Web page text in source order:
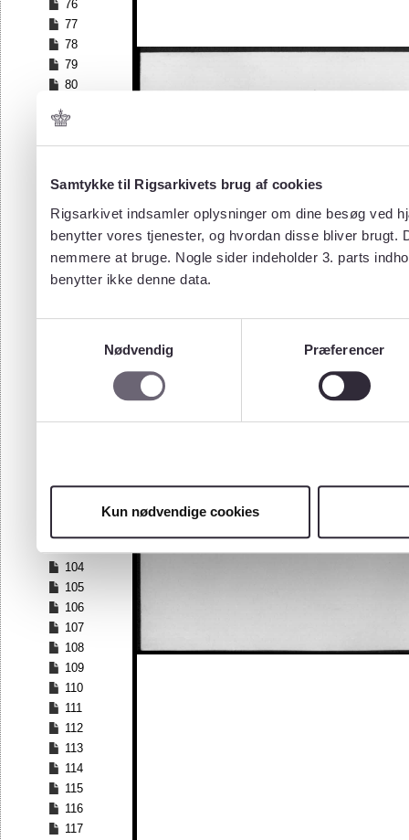
Samtykke til Rigsarkivets brug af cookies
Rigsarkivet indsamler oplysninger om dine besøg ved
benytter vores tjenester, og hvordan disse bliver
nemmere at bruge. Nogle sider indeholder 3. parts
benytter ikke denne data.
Nødvendig
Præferencer
Kun nødvendige cookies
76
77
78
79
80
82
83
85
87
88
89
90
97
100
104
105
106
107
108
109
110
111
112
113
114
115
116
117